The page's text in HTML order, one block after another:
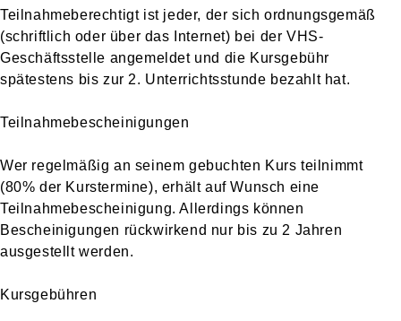
Teilnahmeberechtigt ist jeder, der sich ordnungsgemäß
(schriftlich oder über das Internet) bei der VHS-
Geschäftsstelle angemeldet und die Kursgebühr
spätestens bis zur 2. Unterrichtsstunde bezahlt hat.
Teilnahmebescheinigungen
Wer regelmäßig an seinem gebuchten Kurs teilnimmt
(80% der Kurstermine), erhält auf Wunsch eine
Teilnahmebescheinigung. Allerdings können
Bescheinigungen rückwirkend nur bis zu 2 Jahren
ausgestellt werden.
Kursgebühren